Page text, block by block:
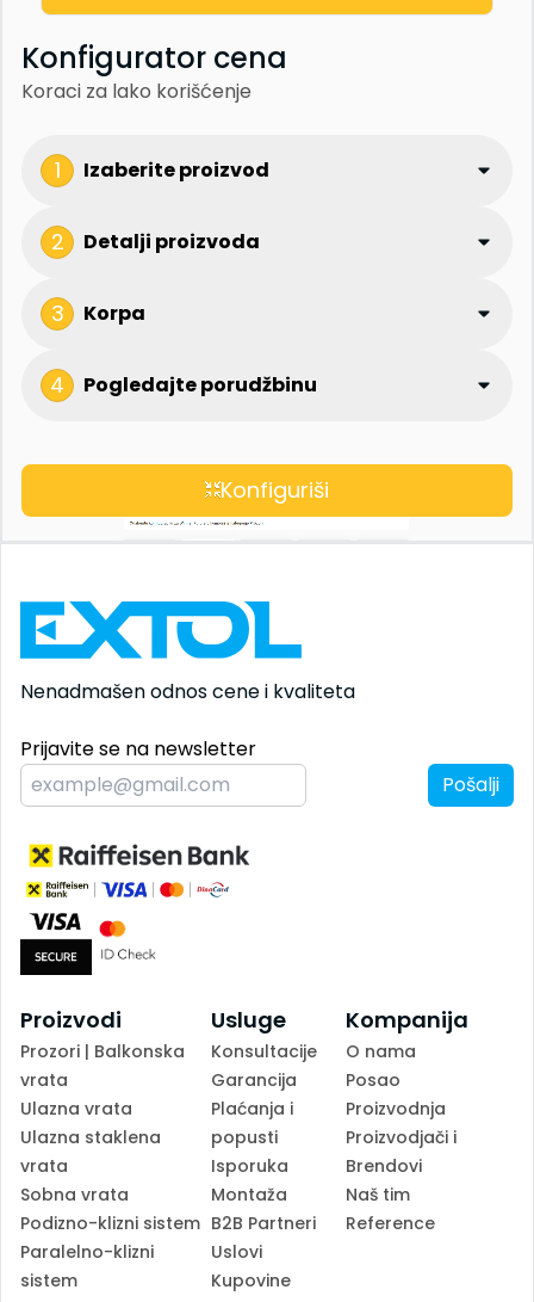
Konfigurator cena
Koraci za lako korišćenje
1 Izaberite proizvod
2 Detalji proizvoda
3 Korpa
4 Pogledajte porudžbinu
Konfiguriši
Nenadmašen odnoscene i kvaliteta
Prijavite se na newsletter
Pošalji
Proizvodi
Prozori | Balkonska
vrata
Ulazna vrata
Ulazna staklena
vrata
Sobna vrata
Podizno-klizni sistem
Paralelno-klizni
sistem
Usluge
Konsultacije
Garancija
Plaćanja i
popusti
Isporuka
Montaža
B2B Partneri
Uslovi
Kupovine
Kompanija
O nama
Posao
Proizvodnja
Proizvodjači i
Brendovi
Naš tim
Reference